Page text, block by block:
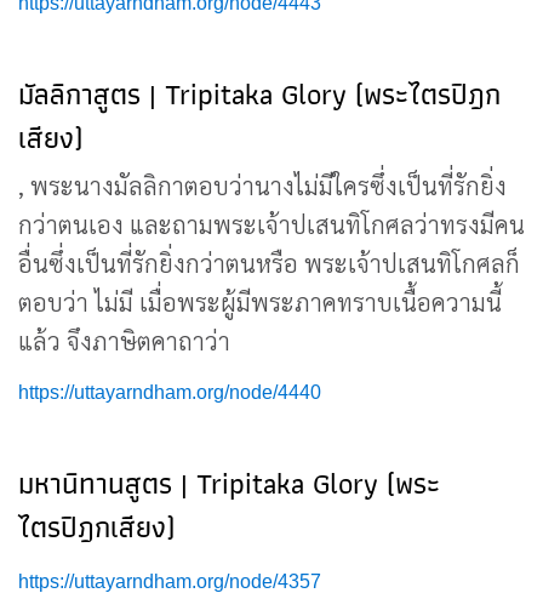
มัลลิกาสูตร | Tripitaka Glory (พระไตรปิฎก
เสียง)
, พระนางมัลลิกาตอบว่านางไม่มีใครซึ่งเป็นที่รักยิ่ง
กว่าตนเอง และถามพระเจ้าปเสนทิโกศลว่าทรงมีคน
อื่นซึ่งเป็นที่รักยิ่งกว่าตนหรือ พระเจ้าปเสนทิโกศลก็
ตอบว่า ไม่มี เมื่อพระผู้มีพระภาคทราบเนื้อความนี้
แล้ว จึงภาษิตคาถาว่า
https://uttayarndham.org/node/4440
มหานิทานสูตร | Tripitaka Glory (พระ
ไตรปิฎกเสียง)
https://uttayarndham.org/node/4357